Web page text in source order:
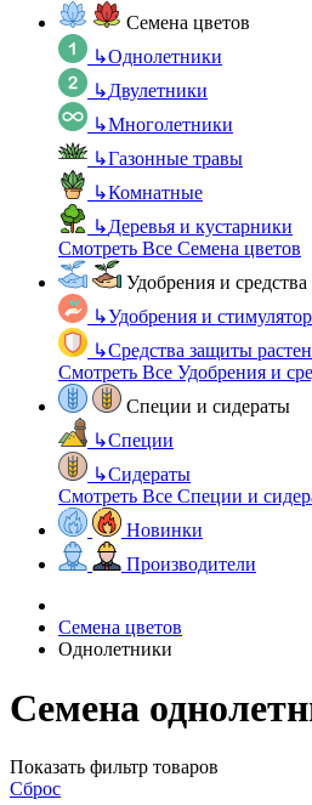
Семена цветов
↳Однолетники
↳Двулетники
↳Многолетники
↳Газонные травы
↳Комнатные
↳Деревья и кустарники
Смотреть Все Семена цветов
Удобрения и
↳Удобрения и
↳Средства защиты
Смотреть Все Удобрения и
Специи и сидераты
↳Специи
↳Сидераты
Смотреть Все Специи и
Новинки
Производители
Семена цветов
Однолетники
Семена
Показать фильтр товаров
Сброс